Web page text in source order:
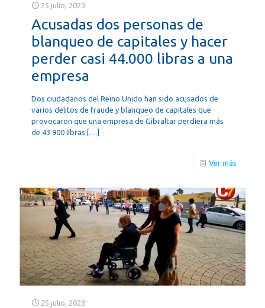
25 julio, 2023
Acusadas dos personas de
blanqueo de capitales y hacer
perder casi 44.000 libras a una
empresa
Dos ciudadanos del Reino Unido han sido acusados ​​de
varios delitos de fraude y blanqueo de capitales que
provocaron que una empresa de Gibraltar perdiera más
de 43.900 libras […]
Ver más
25 julio, 2023